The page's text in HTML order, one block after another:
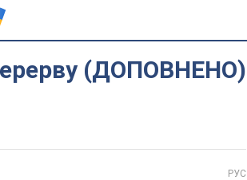
(ДОПОВНЕНО)
РУС